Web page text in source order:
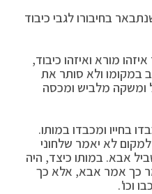
בחיבורו לגבי כיבוד
מורא ואיזהו כיבוד,
במקומו ולא סותר את
ומשקה מלביש ומכסה
בחייו ומכבדו במותו.
לא יאמר שלחוני
אבא. במותו כיצד, היה
כך אמר אבא, אלא כך
וכו'.